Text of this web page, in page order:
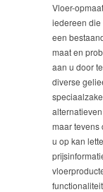
Vloer-
iedereen
een
maat en
aan u door
diverse
maar tevens
u op kan